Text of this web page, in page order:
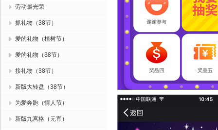
劳动最光荣
抓礼物（38节）
爱的礼物（植树节）
爱的礼物（38节）
接礼物（38节）
新版大转盘（38节）
为爱奔跑（情人节）
新版九宫格（元宵）